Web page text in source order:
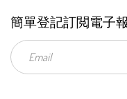
簡單登記訂閲電子